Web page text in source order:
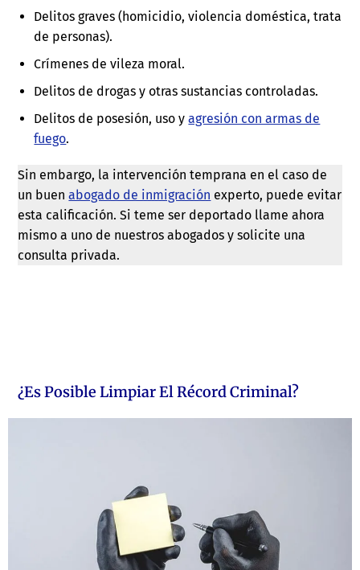
Delitos graves (homicidio, violencia doméstica, trata
de personas).
Crímenes de vileza moral.
Delitos de drogas y otras sustancias controladas.
Delitos de posesión, uso yagresión con armas de
fuego.
Sin embargo, la intervención temprana en el caso de
un buenabogado de inmigración experto, puede evitar
esta calificación. Si teme ser deportado llame ahora
mismo a uno de nuestros abogados y solicite una
consulta privada.
¿Es Posible Limpiar El Récord Criminal?